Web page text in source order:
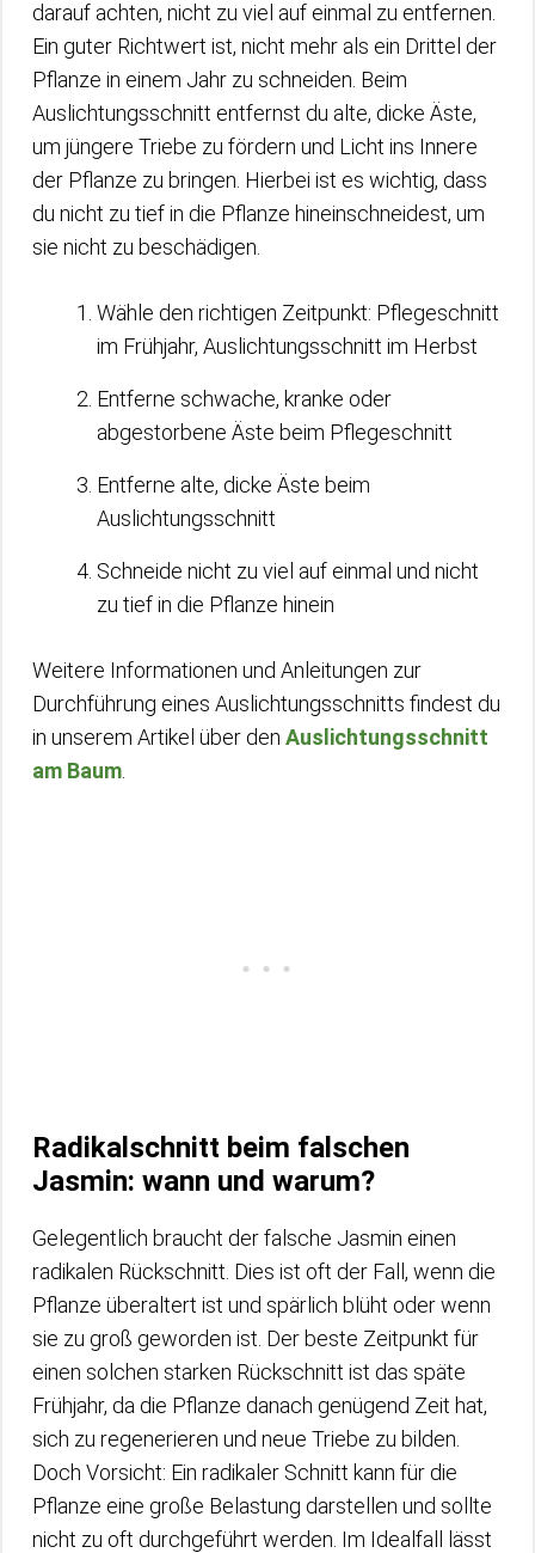
darauf achten, nicht zu viel auf einmal zu entfernen.
Ein guter Richtwert ist, nicht mehr als ein Drittel der
Pflanze in einem Jahr zu schneiden. Beim
Auslichtungsschnitt entfernst du alte, dicke Äste,
um jüngere Triebe zu fördern und Licht ins Innere
der Pflanze zu bringen. Hierbei ist es wichtig, dass
du nicht zu tief in die Pflanze hineinschneidest, um
sie nicht zu beschädigen.
Wähle den richtigen Zeitpunkt: Pflegeschnitt
im Frühjahr, Auslichtungsschnitt im Herbst
Entferne schwache, kranke oder
abgestorbene Äste beim Pflegeschnitt
Entferne alte, dicke Äste beim
Auslichtungsschnitt
Schneide nicht zu viel auf einmal und nicht
zu tief in die Pflanze hinein
Weitere Informationen und Anleitungen zur
Durchführung eines Auslichtungsschnitts findest du
in unserem Artikel über den Auslichtungsschnitt
am Baum
Radikalschnitt beim falschen
Jasmin: wann und warum?
Gelegentlich braucht der falsche Jasmin einen
radikalen Rückschnitt. Dies ist oft der Fall, wenn die
Pflanze überaltert ist und spärlich blüht oder wenn
sie zu groß geworden ist. Der beste Zeitpunkt für
einen solchen starken Rückschnitt ist das späte
Frühjahr, da die Pflanze danach genügend Zeit hat,
sich zu regenerieren und neue Triebe zu bilden.
Doch Vorsicht: Ein radikaler Schnitt kann für die
Pflanze eine große Belastung darstellen und sollte
nicht zu oft durchgeführt werden. Im Idealfall lässt